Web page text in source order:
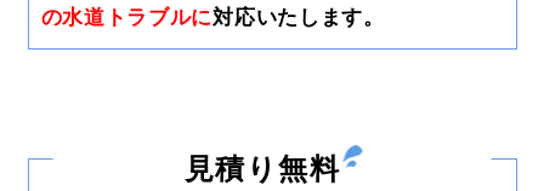
の水道トラブルに対応いたします。
見積り無料